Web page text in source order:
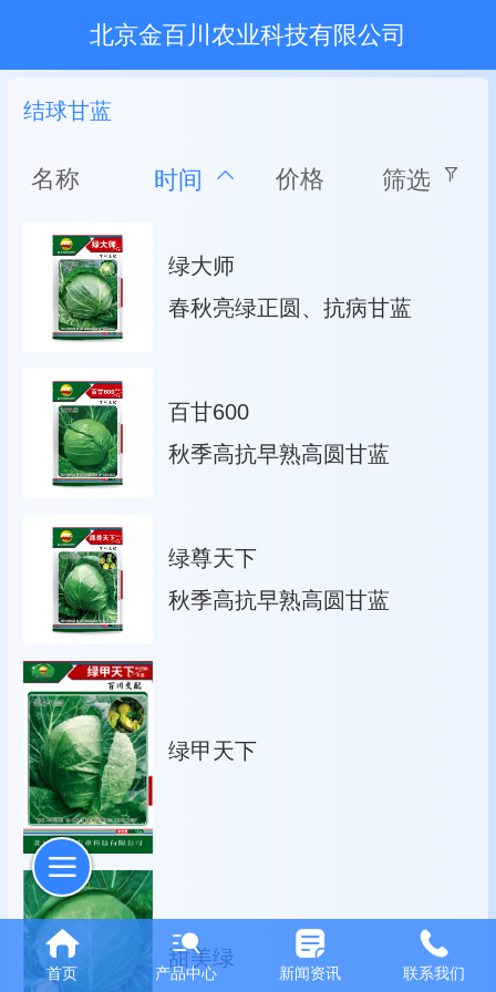
北京金百川农业科技有限公司
结球甘蓝
名称 时间 价格 筛选
绿大师
春秋亮绿正圆、抗病甘蓝
百甘600
秋季高抗早熟高圆甘蓝
绿尊天下
秋季高抗早熟高圆甘蓝
绿甲天下
甜美绿
首页 产品中心 新闻资讯 联系我们